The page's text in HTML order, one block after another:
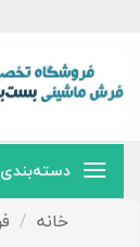
content
خانه /